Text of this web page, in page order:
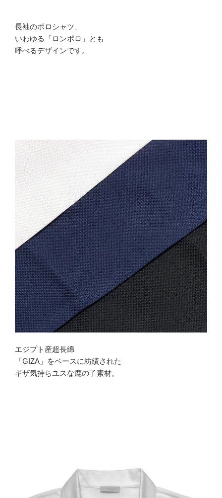
長袖のポロシャツ、
いわゆる「ロンポロ」とも
呼べるデザインです。
エジプト産超長綿
「GIZA」をベースに紡績された
ギザ気持ちユスな鹿の子素材。